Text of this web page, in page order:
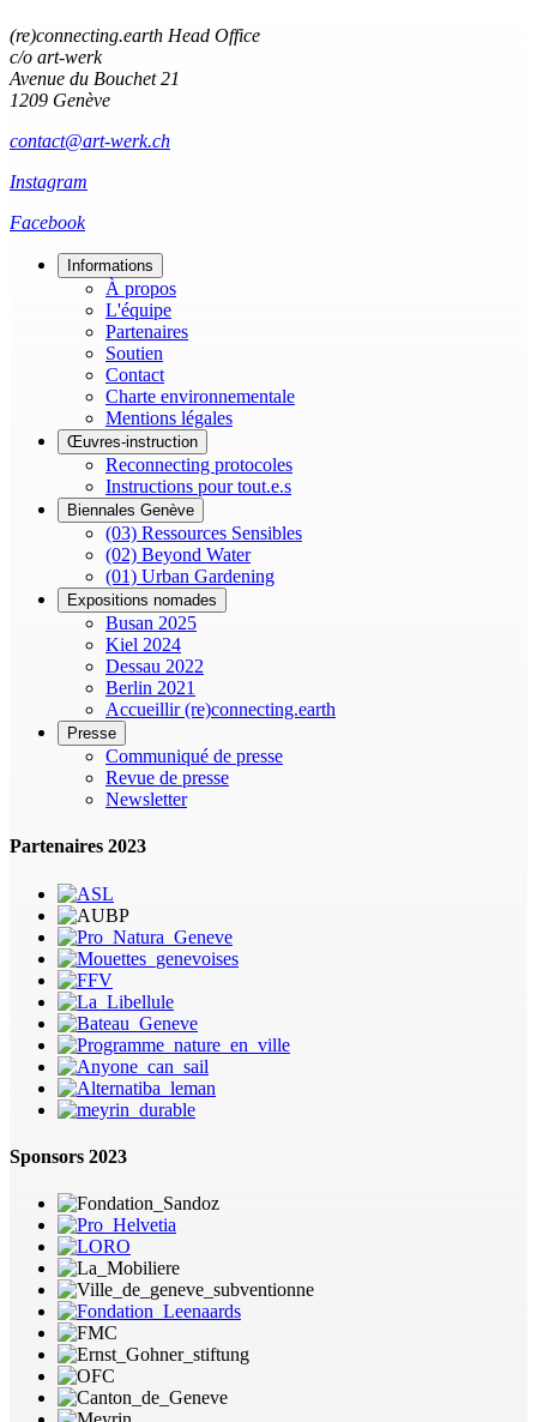
(re)connecting.earth Head Office
c/o art-werk
Avenue du Bouchet 21
1209 Genève
contact@art-werk.ch
Instagram
Facebook
Informations
À propos
L'équipe
Partenaires
Soutien
Contact
Charte environnementale
Mentions légales
Œuvres-instruction
Reconnecting protocoles
Instructions pour tout.e.s
Biennales Genève
(03) Ressources Sensibles
(02) Beyond Water
(01) Urban Gardening
Expositions nomades
Busan 2025
Kiel 2024
Dessau 2022
Berlin 2021
Accueillir (re)connecting.earth
Presse
Communiqué de presse
Revue de presse
Newsletter
Partenaires 2023
Sponsors 2023